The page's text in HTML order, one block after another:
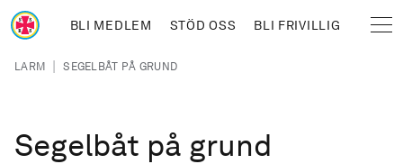
Hoppa till huvudinnehåll
BLI MEDLEM STÖD OSS BLI FRIVILLIG
Länkstig
LARM | SEGELBÅT PÅ GRUND
Segelbåt på grund